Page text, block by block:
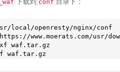
conf
local/openresty/nginx/conf
www.moerats.com/usr/
waf.tar.gz